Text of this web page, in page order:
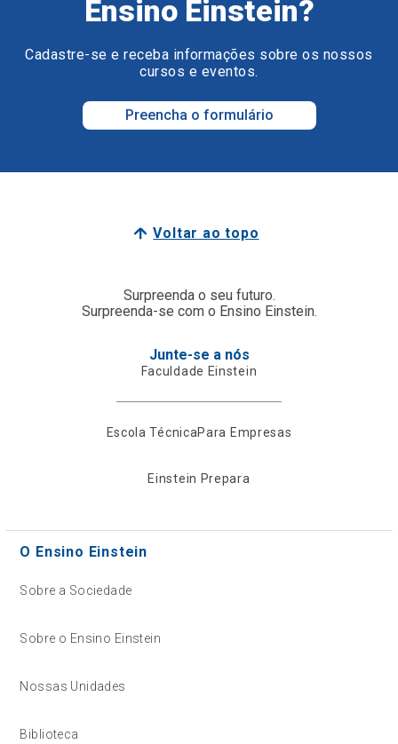
Ensino Einstein?
Cadastre-se e receba informações sobre os nossos
cursos e eventos.
Preencha o formulário
Voltar ao topo
Surpreenda o seu futuro.
Surpreenda-se com o Ensino Einstein.
Junte-se a nós
Faculdade Einstein
Escola TécnicaPara Empresas
Einstein Prepara
O Ensino Einstein
Sobre a Sociedade
Sobre o Ensino Einstein
Nossas Unidades
Biblioteca